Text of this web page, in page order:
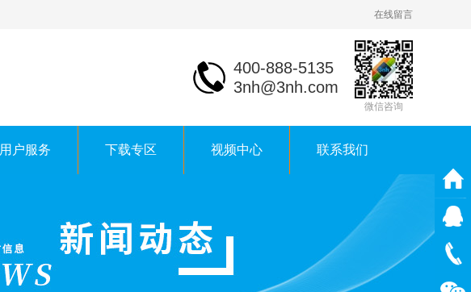
在线留言
微信咨询
400-888-5135
3nh@3nh.com
用户服务 下载专区 视频中心 联系我们